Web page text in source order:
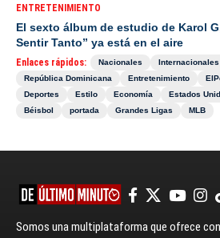
ENTRETENIMIENTO
El sexto álbum de estudio de Karol
Sentir Tanto” ya está en el aire
Enlaces rápidos: Nacionales Internacionales
República Dominicana
Entretenimiento
Deportes
Estilo Economía Estados
Béisbol
portada Grandes Ligas MLB
Somos una multiplataforma que ofrece